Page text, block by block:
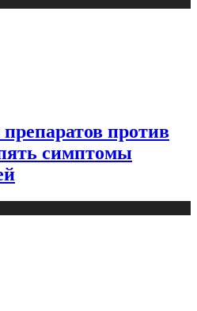
против
симптомы